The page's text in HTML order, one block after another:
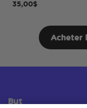
35,00$
Acheter
But